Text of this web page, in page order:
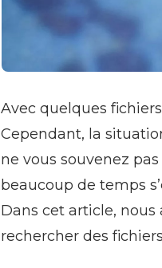
Avec quelques
Cependant, la
ne vous souvenez
beaucoup de temps
Dans cet article,
rechercher des